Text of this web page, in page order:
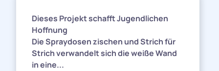
Dieses Projekt schafft Jugendlichen
Hoffnung
Die Spraydosen zischen und Strich für
Strich verwandelt sich die weiße Wand
in eine...